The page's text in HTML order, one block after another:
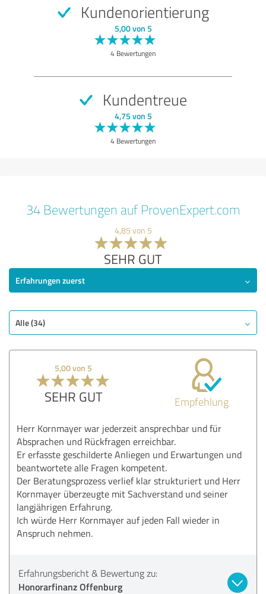
Kundenorientierung
5,00 von 5
4 Bewertungen
Kundentreue
4,75 von 5
4 Bewertungen
34 Bewertungen auf ProvenExpert.com
4,85 von 5
SEHR GUT
Erfahrungen zuerst
Alle (34)
5,00 von 5
SEHR GUT Empfehlung
Herr Kornmayer war jederzeit ansprechbar und für
Absprachen und Rückfragen erreichbar.
Er erfasste geschilderte Anliegen und Erwartungen und
beantwortete alle Fragen kompetent.
Der Beratungsprozess verlief klar strukturiert und Herr
Kornmayer überzeugte mit Sachverstand und seiner
langjährigen Erfahrung.
Ich würde Herr Kornmayer auf jeden Fall wieder in
Anspruch nehmen.
Erfahrungsbericht & Bewertung zu:
Honorarfinanz Offenburg